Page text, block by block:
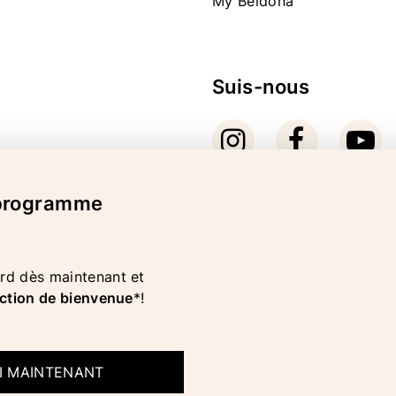
Suis-nous
dès maintenant et
de bienvenue*!
MAINTENANT